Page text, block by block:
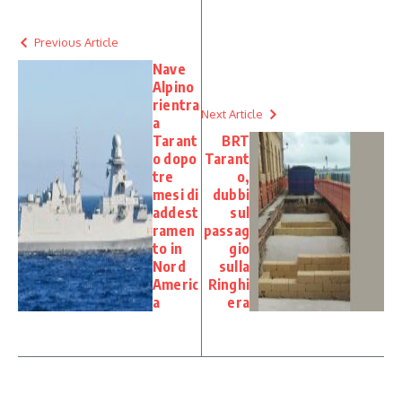
Previous Article
Nave
Alpino
rientra
a
Tarant
o dopo
tre
mesi di
addest
ramen
to in
Nord
Americ
a
Next Article
BRT
Tarant
o,
dubbi
sul
passag
gio
sulla
Ringhi
era